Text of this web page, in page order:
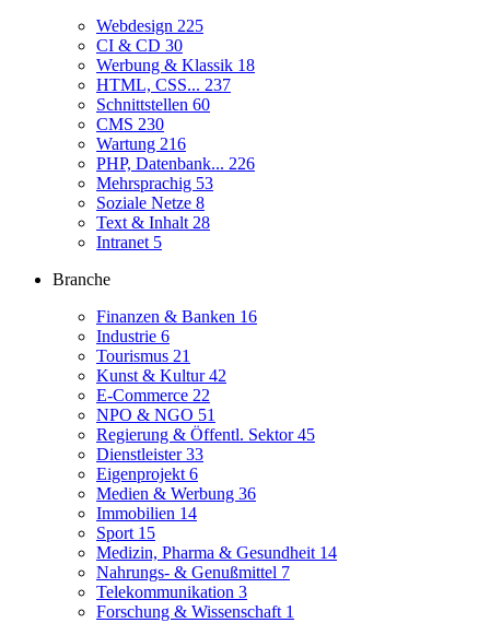
Webdesign 225
CI & CD 30
Werbung & Klassik 18
HTML, CSS... 237
Schnittstellen 60
CMS 230
Wartung 216
PHP, Datenbank... 226
Mehrsprachig 53
Soziale Netze 8
Text & Inhalt 28
Intranet 5
Branche
Finanzen & Banken 16
Industrie 6
Tourismus 21
Kunst & Kultur42
E-Commerce 22
NPO & NGO 51
Regierung & Öffentl. Sektor45
Dienstleister33
Eigenprojekt 6
Medien & Werbung 36
Immobilien 14
Sport 15
Medizin, Pharma & Gesundheit 14
Nahrungs- & Genußmittel 7
Telekommunikation 3
Forschung & Wissenschaft 1